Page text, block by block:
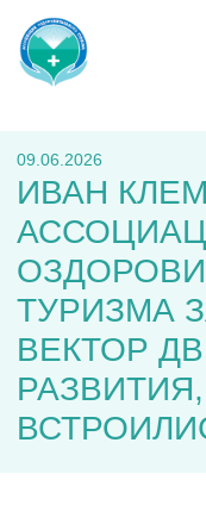
09.06.2026
ИВАН
ТУРИЗМА
ВЕКТОР